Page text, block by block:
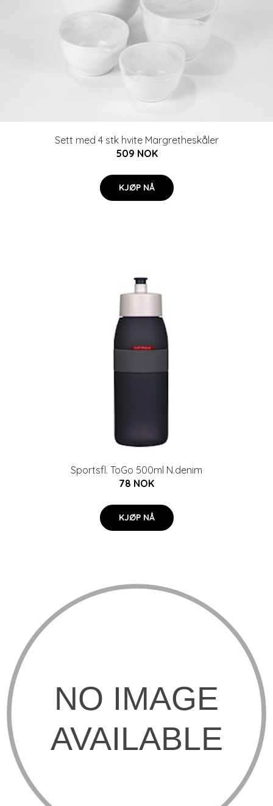
Sett med 4 stk hvite Margretheskåler
509 NOK
KJØP NÅ
Sportsfl. ToGo 500ml N.denim
78 NOK
KJØP NÅ